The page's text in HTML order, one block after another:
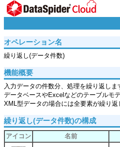
オペレーション名
繰り返し(データ件数)
機能概要
入力データの件数分、処理を繰り返しま
データベースやExcelなどのテーブルモ
XML型データの場合には全要素が繰り返
繰り返し(データ件数)の構成
アイコン 名前